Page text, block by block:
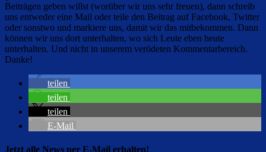
Beiträgen geben willst (worüber wir uns sehr freuen), dann schreib
uns entweder eine Mail oder teile den Beitrag auf Facebook, Twitter
oder sonstwo und markiere uns, damit wir das mitbekommen. Dann
können wir uns dort unterhalten, wo sich Leute eben heute
unterhalten. Und nicht in unserem verödeten Kommentarbereich.
Danke!
teilen
teilen
teilen
E-Mail
Jetzt alle News per E-Mail erhalten!